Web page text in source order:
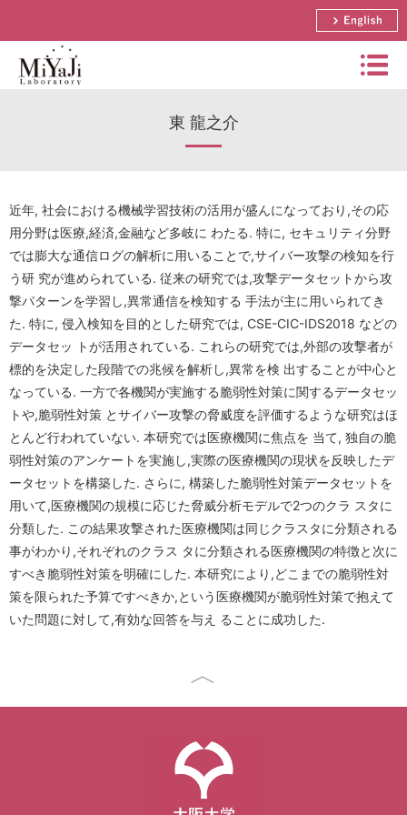
y
English
年間スケジュール
研究テーマ
研究活動(写真)
研究室の様子(写真)
アクセス
講義資料
研究生の申請方法
栄誉教授 宮地 充子
助教 奥村 伸也
講師 樽谷 優弥
招へい教授 松井 充
招へい准教授 三本 知明
非常勤講師一覧
アシスタント 野村 美恵
在学生一覧
修了生一覧
研究生一覧
論文リスト
受賞歴
研究助成金
実用化研究
国際会議日程
国内会議日程
Conference Analysis
学会参加報告
学会ランキング
セキュリティ学会
暗号関連論文誌
セコム科学技術振興財団
CREST
PDDIシステム
ProSec
Basic SecCap
SecCap
日台研究交流
日本学術会議(セキュリティ・ディベンダビリティ分科会関連)
関連教官・企業
サマースクール
招待講演
国内学会
情報セキュリティ研究会
暗号フロンティア研究会
東 龍之介
近年, 社会における機械学習技術の活用が盛んになっており,その応
用分野は医療,経済,金融など多岐に わたる. 特に, セキュリティ分野
では膨大な通信ログの解析に用いることで,サイバー攻撃の検知を行
う研 究が進められている. 従来の研究では,攻撃データセットから攻
撃パターンを学習し,異常通信を検知する 手法が主に用いられてき
た. 特に, 侵入検知を目的とした研究では, CSE-CIC-IDS2018 などの
データセッ トが活用されている. これらの研究では,外部の攻撃者が
標的を決定した段階での兆候を解析し,異常を検 出することが中心と
なっている. 一方で各機関が実施する脆弱性対策に関するデータセッ
トや,脆弱性対策 とサイバー攻撃の脅威度を評価するような研究はほ
とんど行われていない. 本研究では医療機関に焦点を 当て, 独自の脆
弱性対策のアンケートを実施し,実際の医療機関の現状を反映したデ
ータセットを構築した. さらに, 構築した脆弱性対策データセットを
用いて,医療機関の規模に応じた脅威分析モデルで2つのクラ スタに
分類した. この結果攻撃された医療機関は同じクラスタに分類される
事がわかり,それぞれのクラス タに分類される医療機関の特徴と次に
すべき脆弱性対策を明確にした. 本研究により,どこまでの脆弱性対
策を限られた予算ですべきか,という医療機関が脆弱性対策で抱えて
いた問題に対して,有効な回答を与え ることに成功した.